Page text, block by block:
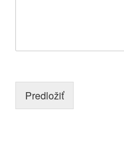
Predložiť